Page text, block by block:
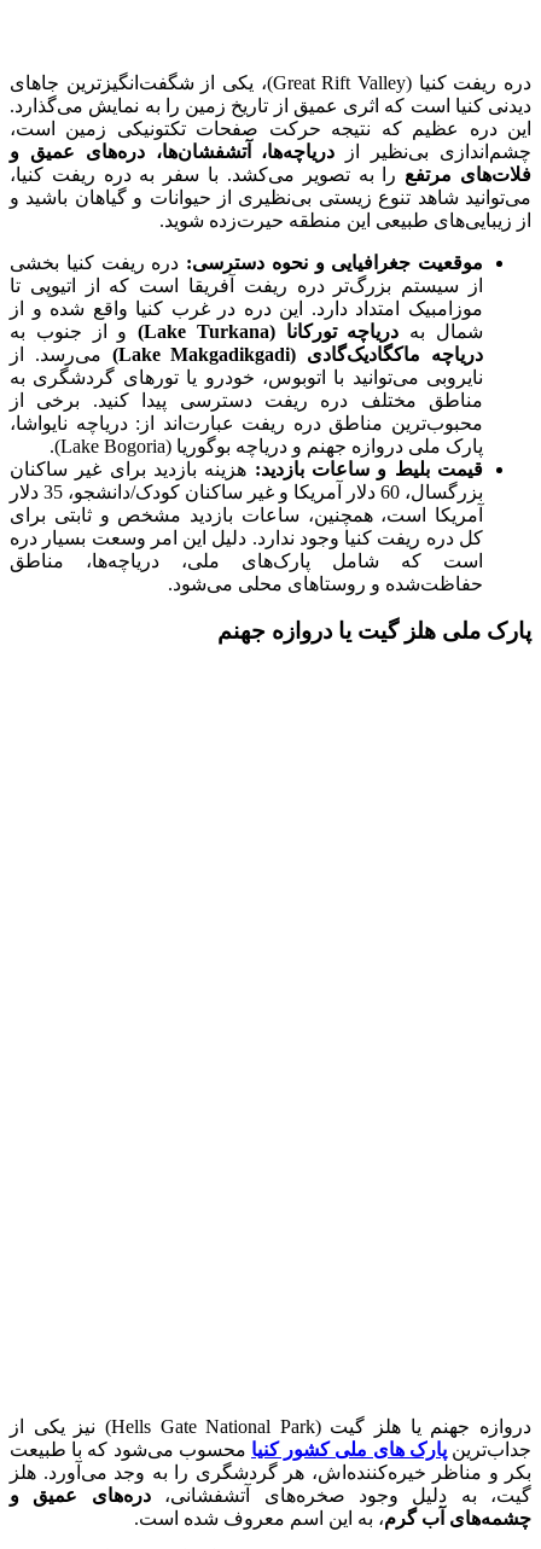
دره ریفت کنیا (Great Rift Valley)، یکی از شگفت‌انگیزترین جاهای
دیدنی کنیا است که اثری عمیق از تاریخ زمین را به نمایش می‌گذارد.
این دره عظیم که نتیجه حرکت صفحات تکتونیکی زمین است،
چشم‌اندازی بی‌نظیر از دریاچه‌ها، آتشفشان‌ها، دره‌های عمیق و
فلات‌های مرتفع را به تصویر می‌کشد. با سفر به دره ریفت کنیا،
می‌توانید شاهد تنوع زیستی بی‌نظیری از حیوانات و گیاهان باشید و
از زیبایی‌های طبیعی این منطقه حیرت‌زده شوید.
موقعیت جغرافیایی و نحوه دسترسی: دره ریفت کنیا بخشی
از سیستم بزرگ‌تر دره ریفت آفریقا است که از اتیوپی تا
موزامبیک امتداد دارد. این دره در غرب کنیا واقع شده و از
شمال به دریاچه تورکانا (Lake Turkana)
و از جنوب به
دریاچه ماکگادیک‌گادی (Lake Makgadikgadi)
می‌رسد. از
نایروبی می‌توانید با اتوبوس، خودرو یا تورهای گردشگری به
مناطق مختلف دره ریفت دسترسی پیدا کنید. برخی از
محبوب‌ترین مناطق دره ریفت عبارت‌اند از: دریاچه نایواشا،
پارک ملی دروازه جهنم و دریاچه بوگوریا (Lake Bogoria).
قیمت بلیط و ساعات بازدید: هزینه بازدید برای غیر ساکنان
بزرگسال، 60 دلار آمریکا و غیر ساکنان کودک/دانشجو، 35 دلار
آمریکا است، همچنین، ساعات بازدید مشخص و ثابتی برای
کل دره ریفت کنیا وجود ندارد. دلیل این امر وسعت بسیار دره
است که شامل پارک‌های ملی، دریاچه‌ها، مناطق
حفاظت‌شده و روستاهای محلی می‌شود.
پارک ملی هلز گیت یا دروازه جهنم
دروازه جهنم یا هلز گیت (Hells Gate National Park) نیز یکی از
جداب‌ترینپارک های ملی کشور کنیا محسوب می‌شود که با طبیعت
بکر و مناظر خیره‌کننده‌اش، هر گردشگری را به وجد می‌آورد. هلز
گیت، به دلیل وجود صخره‌های آتشفشانی،دره‌های عمیق و
چشمه‌های آب گرم، به این اسم معروف شده است.